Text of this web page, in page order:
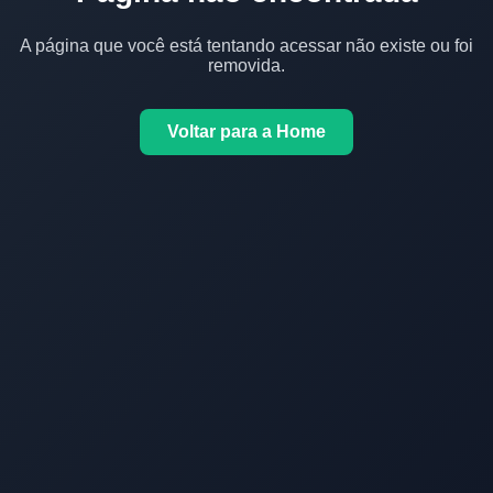
A página que você está tentando acessar não existe ou foi
removida.
Voltar para a Home